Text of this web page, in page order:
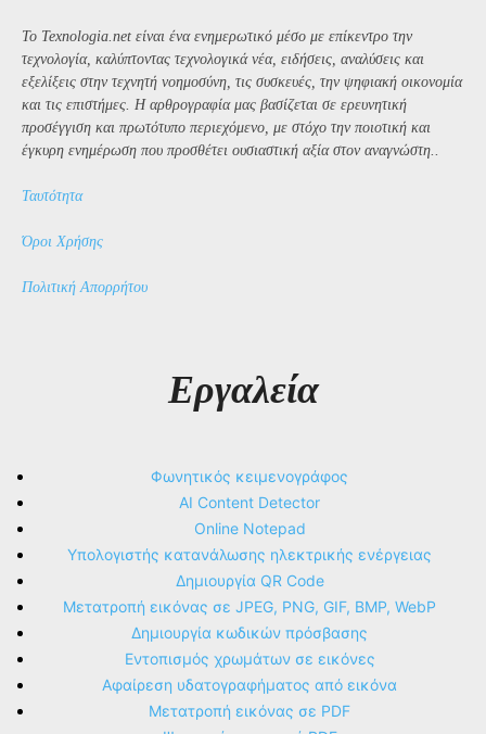
Το Texnologia.net είναι ένα ενημερωτικό μέσο με επίκεντρο την
τεχνολογία, καλύπτοντας τεχνολογικά νέα, ειδήσεις, αναλύσεις και
εξελίξεις στην τεχνητή νοημοσύνη, τις συσκευές, την ψηφιακή οικονομία
και τις επιστήμες. Η αρθρογραφία μας βασίζεται σε ερευνητική
προσέγγιση και πρωτότυπο περιεχόμενο, με στόχο την ποιοτική και
έγκυρη ενημέρωση που προσθέτει ουσιαστική αξία στον αναγνώστη..
Ταυτότητα
Όροι Χρήσης
Πολιτική Απορρήτου
Εργαλεία
Φωνητικός κειμενογράφος
AI Content Detector
Online Notepad
Υπολογιστής κατανάλωσης ηλεκτρικής ενέργειας
Δημιουργία QR Code
Μετατροπή εικόνας σε JPEG, PNG, GIF, BMP, WebP
Δημιουργία κωδικών πρόσβασης
Εντοπισμός χρωμάτων σε εικόνες
Αφαίρεση υδατογραφήματος από εικόνα
Μετατροπή εικόνας σε PDF